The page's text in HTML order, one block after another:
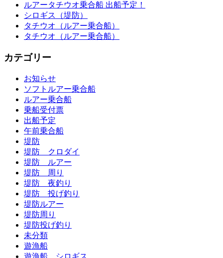
ルアータチウオ乗合船 出船予定！
シロギス（堤防）
タチウオ（ルアー乗合船）
タチウオ（ルアー乗合船）
カテゴリー
お知らせ
ソフトルアー乗合船
ルアー乗合船
乗船受付票
出船予定
午前乗合船
堤防
堤防 クロダイ
堤防 ルアー
堤防 周り
堤防 夜釣り
堤防 投げ釣り
堤防ルアー
堤防周り
堤防投げ釣り
未分類
遊漁船
遊漁船 シロギス